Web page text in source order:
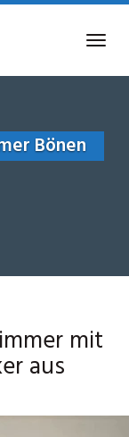
Bönen
mit
aus